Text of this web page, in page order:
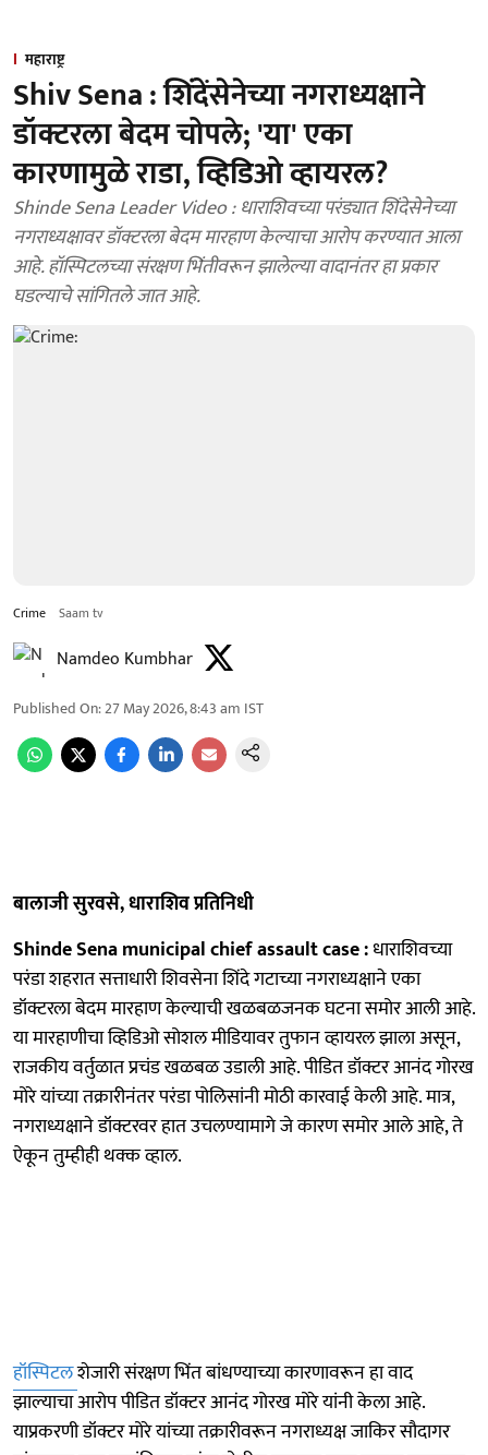
महाराष्ट्र
Shiv Sena : शिंदेंसेनेच्या नगराध्यक्षाने
डॉक्टरला बेदम चोपले; 'या' एका
कारणामुळे राडा, व्हिडिओ व्हायरल?
Shinde Sena Leader Video : धाराशिवच्या परंड्यात शिंदेसेनेच्या
नगराध्यक्षावर डॉक्टरला बेदम मारहाण केल्याचा आरोप करण्यात आला
आहे. हॉस्पिटलच्या संरक्षण भिंतीवरून झालेल्या वादानंतर हा प्रकार
घडल्याचे सांगितले जात आहे.
Crime Saam tv
Namdeo Kumbhar
Published On:27 May 2026, 8:43 am IST
बालाजी सुरवसे, धाराशिव प्रतिनिधी
Shinde Sena municipal chief assault case :धाराशिवच्या
परंडा शहरात सत्ताधारी शिवसेना शिंदे गटाच्या नगराध्यक्षाने एका
डॉक्टरला बेदम मारहाण केल्याची खळबळजनक घटना समोर आली आहे.
या मारहाणीचा व्हिडिओ सोशल मीडियावर तुफान व्हायरल झाला असून,
राजकीय वर्तुळात प्रचंड खळबळ उडाली आहे. पीडित डॉक्टर आनंद गोरख
मोरे यांच्या तक्रारीनंतर परंडा पोलिसांनी मोठी कारवाई केली आहे. मात्र,
नगराध्यक्षाने डॉक्टरवर हात उचलण्यामागे जे कारण समोर आले आहे, ते
ऐकून तुम्हीही थक्क व्हाल.
हॉस्पिटलशेजारी संरक्षण भिंत बांधण्याच्या कारणावरून हा वाद
झाल्याचा आरोप पीडित डॉक्टर आनंद गोरख मोरे यांनी केला आहे.
याप्रकरणी डॉक्टर मोरे यांच्या तक्रारीवरून नगराध्यक्ष जाकिर सौदागर